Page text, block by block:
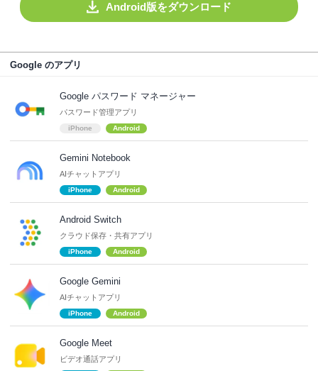
Android版をダウンロード
Google のアプリ
Google パスワード マネージャー
パスワード管理アプリ
iPhone Android
Gemini Notebook
AIチャットアプリ
iPhone Android
Android Switch
クラウド保存・共有アプリ
iPhone Android
Google Gemini
AIチャットアプリ
iPhone Android
Google Meet
ビデオ通話アプリ